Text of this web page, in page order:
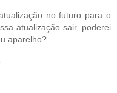
no futuro para o
atualização sair, poderei
aparelho?